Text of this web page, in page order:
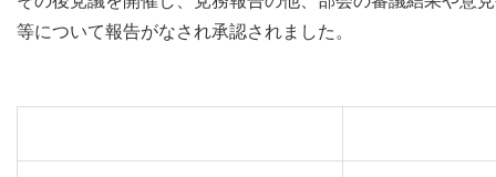
等について報告がなされ承認されました。